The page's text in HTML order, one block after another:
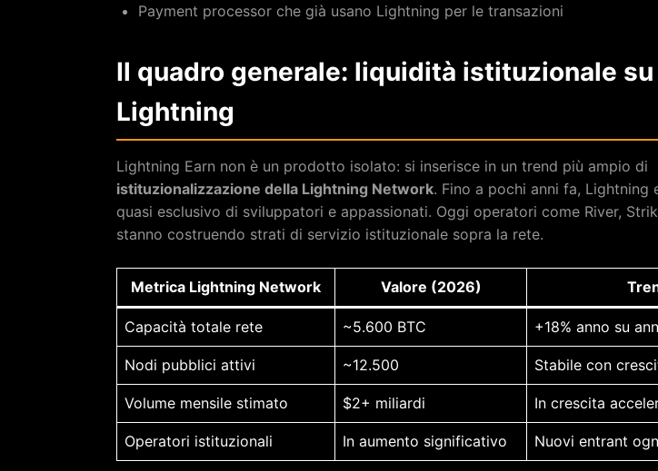
Payment processor che già usano Lightning per le transazioni
Il quadro generale: liquidità istituzionale su
Lightning
Lightning Earn non è un prodotto isolato: si inserisce in un trend più ampio di
istituzionalizzazione della Lightning Network. Fino a pochi anni fa, Lightning
quasi esclusivo di sviluppatori e appassionati. Oggi operatori come River,
stanno costruendo strati di servizio istituzionale sopra la rete.
Metrica Lightning Network Valore (2026)
Capacità totale rete ~5.600 BTC +18% anno su
Nodi pubblici attivi ~12.500 Stabile con
Volume mensile stimato $2+ miliardi In crescita
Operatori istituzionali In aumento significativo Nuovi entrant